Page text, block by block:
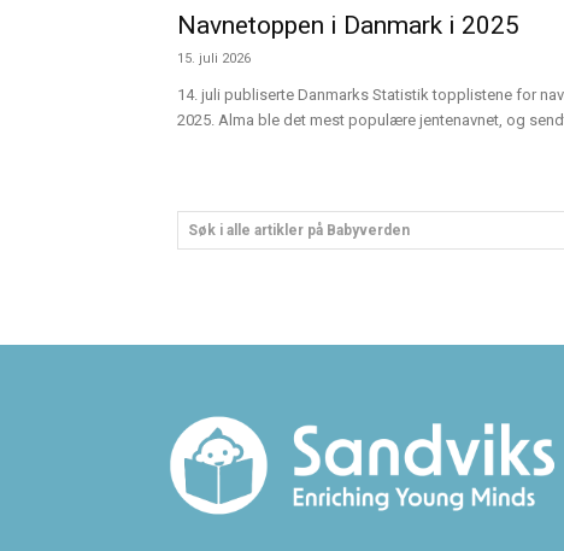
Navnetoppen i Danmark i 2025
15. juli 2026
14. juli publiserte Danmarks Statistik topplistene for
2025. Alma ble det mest populære jentenavnet, og
Søk i alle artikler på Babyverden